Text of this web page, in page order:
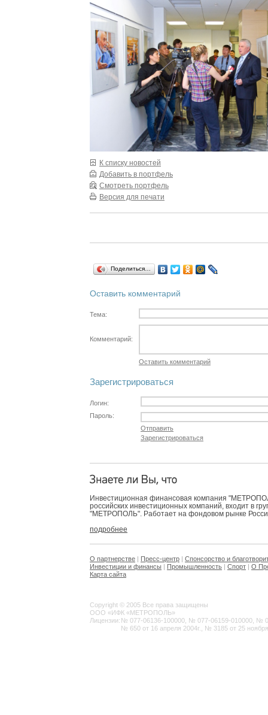
К списку новостей
Добавить в портфель
Смотреть портфель
Версия для печати
Поделиться…
Оставить комментарий
Тема:
Комментарий:
Оставить комментарий
Зарегистрироваться
Логин:
Пароль:
Отправить
Зарегистрироваться
Инвестиционная финансовая компания
российских инвестиционных компаний, входит в
"МЕТРОПОЛЬ". Работает на фондовом рынке
подробнее
О партнерстве | Пресс-центр | Спонсорство и
Инвестиции и финансы | Промышленность | Спорт | О
Карта сайта
Copyright © 2005 Все права защищены
ООО «ИФК «МЕТРОПОЛЬ»
Лицензии: № 077-06136-100000, № 077-06159-010000, №
№ 650 от 16 апреля 2004г., № 3185 от 25